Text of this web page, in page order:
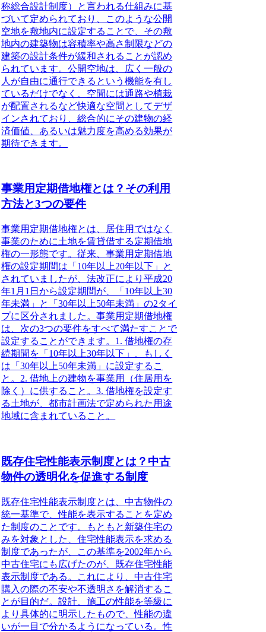
称総合設計制度）と言われる仕組みに基
づいて定められており、このような公開
空地を敷地内に設定することで、その敷
地内の建築物は容積率や高さ制限などの
建築の設計条件が緩和されることが認め
られています。公開空地は、広く一般の
人が自由に通行できるという機能を有し
ているだけでなく、空間には通路や植栽
が配置されるなど快適な空間としてデザ
インされており、総合的にその建物の経
済価値、あるいは魅力度を高める効果が
期待できます。
事業用定期借地権とは？その利用
方法と3つの要件
事業用定期借地権とは 、居住用ではなく
事業のために土地を賃貸借する定期借地
権の一形態です。従来、事業用定期借地
権の設定期間は「10年以上20年以下」と
されていましたが、法改正により平成20
年1月1日から設定期間が、「10年以上30
年未満」と「30年以上50年未満」の2タイ
プに区分されました。事業用定期借地権
は、次の3つの要件をすべて満たすことで
設定することができます。1. 借地権の存
続期間を「10年以上30年以下」、もしく
は「30年以上50年未満」に設定するこ
と。2. 借地上の建物を事業用（住居用を
除く）に供すること。3. 借地権を設定す
る土地が、都市計画法で定められた用途
地域に含まれていること。
既存住宅性能表示制度とは？中古
物件の透明化を促進する制度
既存住宅性能表示制度とは、中古物件の
統一基準で、性能を表示することを定め
た制度のことです。もともと新築住宅の
みを対象とした、住宅性能表示を求める
制度であったが、この基準を2002年から
中古住宅にも広げたのが、既存住宅性能
表示制度である。これにより、中古住宅
購入の際の不安や不透明さを解消するこ
とが目的だ。設計、施工の性能を等級に
より具体的に明示したもので、性能の違
いが一目で分かるようになっている。性